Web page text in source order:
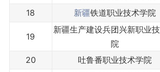
18
新疆铁道职业技术学院
19
新疆生产建设兵团兴新职业
院
20 吐鲁番职业技术学院